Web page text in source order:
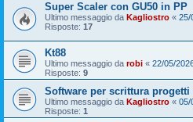
Super Scaler con GU50 in PP
Ultimo messaggio da Kagliostro « 25/
Risposte: 17
Kt88
Ultimo messaggio da robi « 22/05/
Risposte: 9
Software per scrittura progetti
Ultimo messaggio da Kagliostro « 05/
Risposte: 1